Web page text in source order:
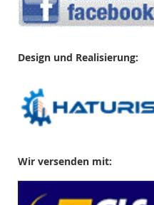
Design und Realisierung:
Wir versenden mit: